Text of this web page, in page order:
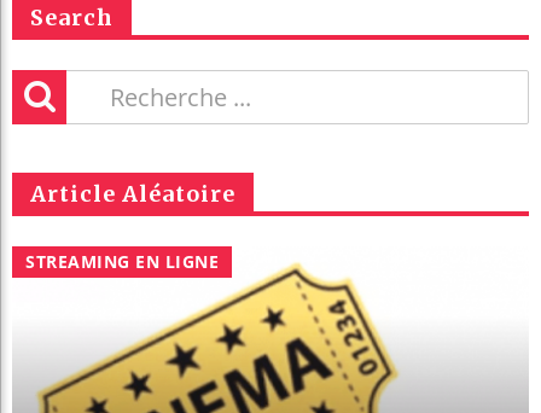
Search
Article Aléatoire
STREAMING EN LIGNE